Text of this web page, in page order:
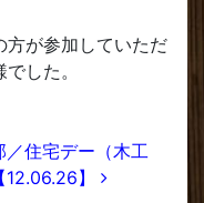
が参加していただ
した。
／住宅デー（木工
】